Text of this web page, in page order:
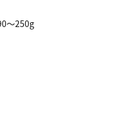
～250g